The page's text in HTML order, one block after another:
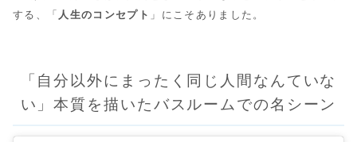
する、「 人生のコンセプト 」にこそありました。
「自分以外にまったく同じ人間なんていな
い」本質を描いたバスルームでの名シーン